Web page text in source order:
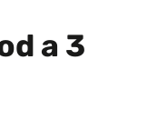
a 3